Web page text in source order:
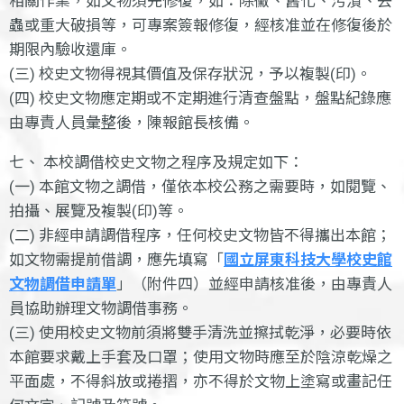
蟲或重大破損等，可專案簽報修復，經核准並在修復後於
期限內驗收還庫。
(三) 校史文物得視其價值及保存狀況，予以複製(印)。
(四) 校史文物應定期或不定期進行清查盤點，盤點紀錄應
由專責人員彙整後，陳報館長核備。
七、 本校調借校史文物之程序及規定如下：
(一) 本館文物之調借，僅依本校公務之需要時，如閱覽、
拍攝、展覽及複製(印)等。
(二) 非經申請調借程序，任何校史文物皆不得攜出本館；
如文物需提前借調，應先填寫「 國立屏東科技大學校史館
文物調借申請單」（附件四）並經申請核准後，由專責人
員協助辦理文物調借事務。
(三) 使用校史文物前須將雙手清洗並擦拭乾淨，必要時依
本館要求戴上手套及口罩；使用文物時應至於陰涼乾燥之
平面處，不得斜放或捲摺，亦不得於文物上塗寫或畫記任